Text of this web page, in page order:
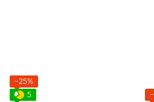
−25%
5